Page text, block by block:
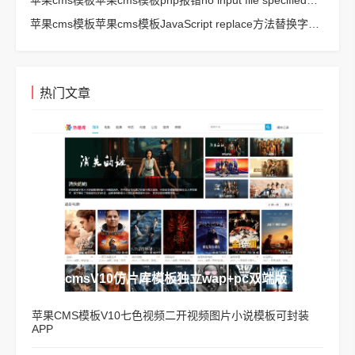
热门文章
苹果cmsV10仿片库模板独立wap+pc双端版
苹果CMS模板V10七色视频二开视频图片小说模板可封装
APP